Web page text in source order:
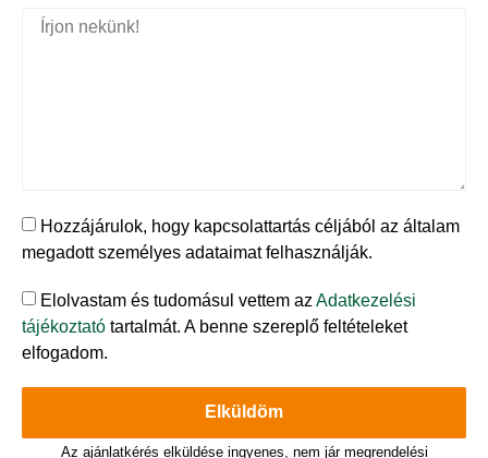
Hozzájárulok, hogy kapcsolattartás céljából az általam
megadott személyes adataimat felhasználják.
Elolvastam és tudomásul vettem az Adatkezelési
tájékoztató tartalmát. A benne szereplő feltételeket
elfogadom.
Elküldöm
Az ajánlatkérés elküldése ingyenes, nem jár megrendelési